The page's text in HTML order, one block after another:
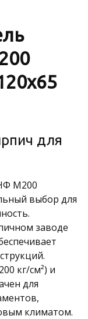
для
М200
выбор для
заводе
кг/см²) и
для
климатом.